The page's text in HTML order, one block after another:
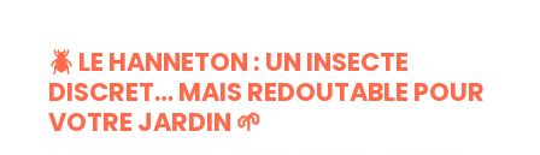
🪲 LE HANNETON : UN INSECTE
DISCRET… MAIS REDOUTABLE POUR
VOTRE JARDIN 🌱